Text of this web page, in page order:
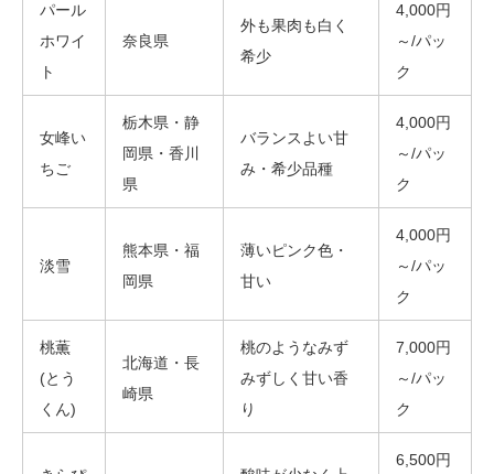
パール
ホワイ
ト
奈良県
外も果肉も白く
希少
4,000円
～/パッ
ク
女峰い
ちご
栃木県・静
岡県・香川
県
バランスよい甘
み・希少品種
4,000円
～/パッ
ク
淡雪
熊本県・福
岡県
薄いピンク色・
甘い
4,000円
～/パッ
ク
桃薫
(とう
くん)
北海道・長
崎県
桃のようなみず
みずしく甘い香
り
7,000円
～/パッ
ク
6,500円